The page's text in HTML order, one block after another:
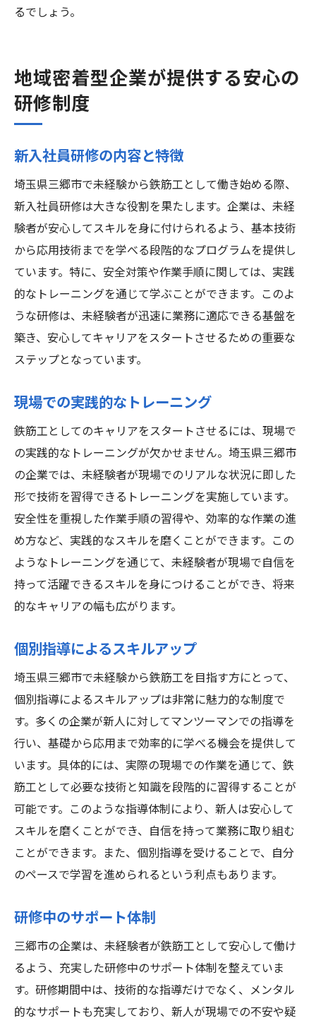
るでしょう。
地域密着型企業が提供する安心の
研修制度
新入社員研修の内容と特徴
埼玉県三郷市で未経験から鉄筋工として働き始める際、
新入社員研修は大きな役割を果たします。企業は、未経
験者が安心してスキルを身に付けられるよう、基本技術
から応用技術までを学べる段階的なプログラムを提供し
ています。特に、安全対策や作業手順に関しては、実践
的なトレーニングを通じて学ぶことができます。このよ
うな研修は、未経験者が迅速に業務に適応できる基盤を
築き、安心してキャリアをスタートさせるための重要な
ステップとなっています。
現場での実践的なトレーニング
鉄筋工としてのキャリアをスタートさせるには、現場で
の実践的なトレーニングが欠かせません。埼玉県三郷市
の企業では、未経験者が現場でのリアルな状況に即した
形で技術を習得できるトレーニングを実施しています。
安全性を重視した作業手順の習得や、効率的な作業の進
め方など、実践的なスキルを磨くことができます。この
ようなトレーニングを通じて、未経験者が現場で自信を
持って活躍できるスキルを身につけることができ、将来
的なキャリアの幅も広がります。
個別指導によるスキルアップ
埼玉県三郷市で未経験から鉄筋工を目指す方にとって、
個別指導によるスキルアップは非常に魅力的な制度で
す。多くの企業が新人に対してマンツーマンでの指導を
行い、基礎から応用まで効率的に学べる機会を提供して
います。具体的には、実際の現場での作業を通じて、鉄
筋工として必要な技術と知識を段階的に習得することが
可能です。このような指導体制により、新人は安心して
スキルを磨くことができ、自信を持って業務に取り組む
ことができます。また、個別指導を受けることで、自分
のペースで学習を進められるという利点もあります。
研修中のサポート体制
三郷市の企業は、未経験者が鉄筋工として安心して働け
るよう、充実した研修中のサポート体制を整えていま
す。研修期間中は、技術的な指導だけでなく、メンタル
的なサポートも充実しており、新人が現場での不安や疑